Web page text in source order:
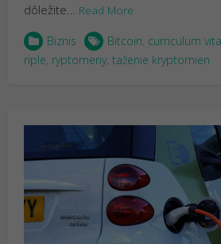
dôležite…
Read More
Biznis Bitcoin, curriculum
riple, ryptomeny, taženie kryptomien